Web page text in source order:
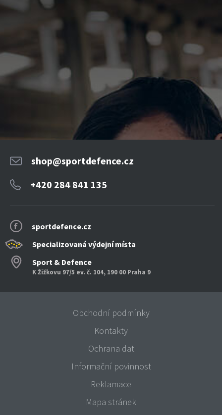
sportdefence.cz
Specializovaná výdejní místa
Sport & Defence
K Žižkovu 97/5 ev. č. 104, 190 00 Praha 9
shop@sportdefence.cz
+420 284 841 135
Obchodní podmínky
Kontakty
Ochrana dat
Informační povinnost
Reklamace
Mapa stránek